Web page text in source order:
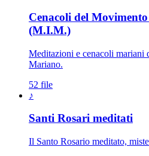
Cenacoli del
(M.I.M.)
Meditazioni e cenacoli mariani
Mariano.
52 file
♪
Santi Rosari meditati
Il Santo Rosario meditato,